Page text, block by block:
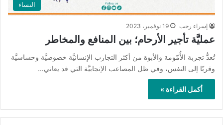
النساء
إسراء رجب 19 نوفمبر، 2023
عمليَّة تأجير الأرحام؛ بين المنافع والمخاطر
تُعدُّ تجربة الأُمّومة والأبوة من أكثر التجارب الإنسانيَّة خصوصيَّة وحساسيَّة
وقربًا إلى النفس، وفي ظل المصاعب الإنجابيَّة التي قد يعاني…
أكمل القراءة »